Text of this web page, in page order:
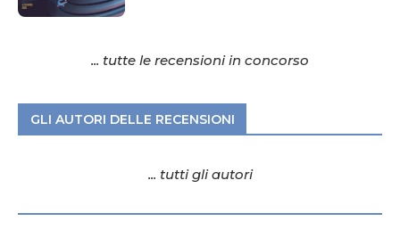
... tutte le recensioni in concorso
GLI AUTORI DELLE RECENSIONI
... tutti gli autori